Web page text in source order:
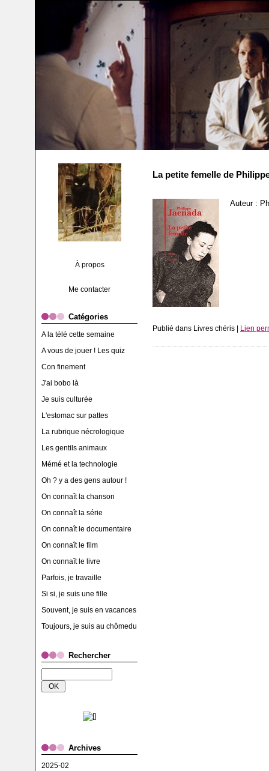
À propos
Me contacter
Catégories
A la télé cette semaine
A vous de jouer ! Les quiz
Con finement
J'ai bobo là
Je suis culturée
L'estomac sur pattes
La rubrique nécrologique
Les gentils animaux
Mémé et la technologie
Oh ? y a des gens autour !
On connaît la chanson
On connaît la série
On connaît le documentaire
On connaît le film
On connaît le livre
Parfois, je travaille
Si si, je suis une fille
Souvent, je suis en vacances
Toujours, je suis au chômedu
Rechercher
Archives
2025-02
La petite femelle de
Auteur :
Publié dans Livres chéris | Lien